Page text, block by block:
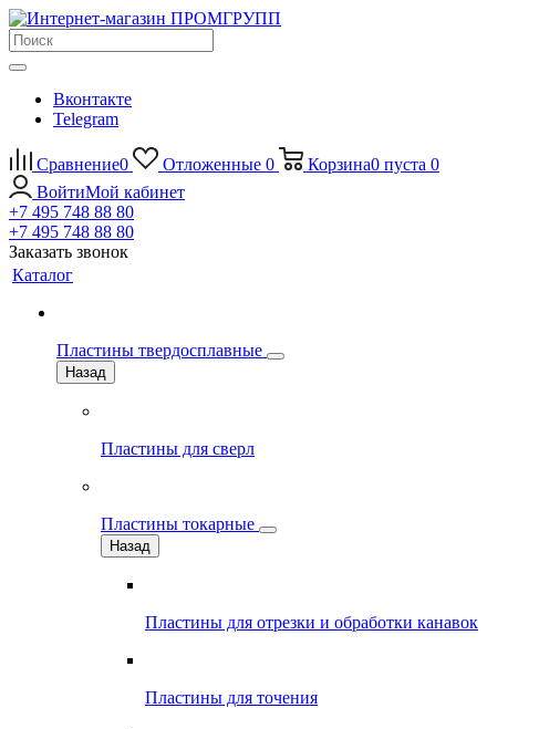
Вконтакте
Telegram
Сравнение0 Отложенные 0 Корзина0 пуста 0
ВойтиМой кабинет
+7 495 748 88 80
+7 495 748 88 80
Заказать звонок
Каталог
Пластины твердосплавные
Назад
Пластины для сверл
Пластины токарные
Назад
Пластины для отрезки и обработки канавок
Пластины для точения